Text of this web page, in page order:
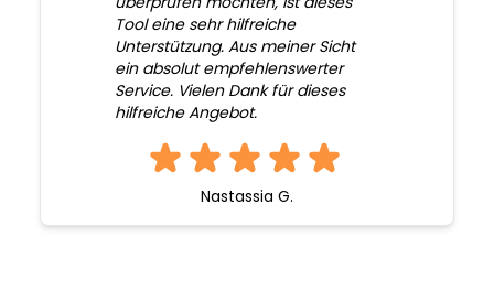
Tool eine sehr hilfreiche
Unterstützung. Aus meiner Sicht
ein absolut empfehlenswerter
Service. Vielen Dank für dieses
hilfreiche Angebot.
Nastassia G.